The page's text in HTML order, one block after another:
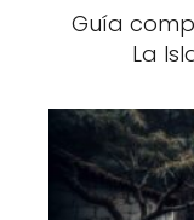
Guía
La